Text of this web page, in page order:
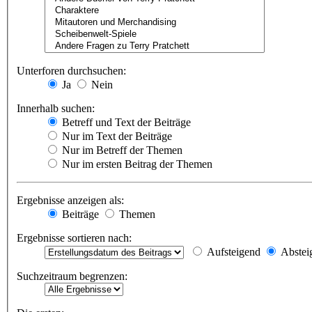
Unterforen durchsuchen:
Ja
Nein
Innerhalb suchen:
Betreff und Text der Beiträge
Nur im Text der Beiträge
Nur im Betreff der Themen
Nur im ersten Beitrag der Themen
Ergebnisse anzeigen als:
Beiträge
Themen
Ergebnisse sortieren nach:
Aufsteigend
Suchzeitraum begrenzen: